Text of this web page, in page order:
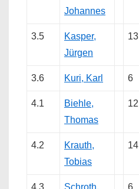
Johannes
3.5
Kasper,
Jürgen
13
3.6 Kuri, Karl 6
4.1
Biehle,
Thomas
12
4.2
Krauth,
Tobias
14
4.3
Schroth,
6